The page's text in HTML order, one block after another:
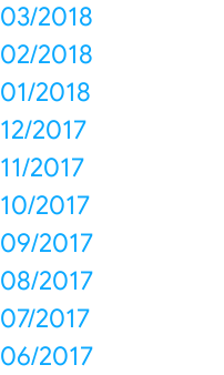
03/2018
02/2018
01/2018
12/2017
11/2017
10/2017
09/2017
08/2017
07/2017
06/2017